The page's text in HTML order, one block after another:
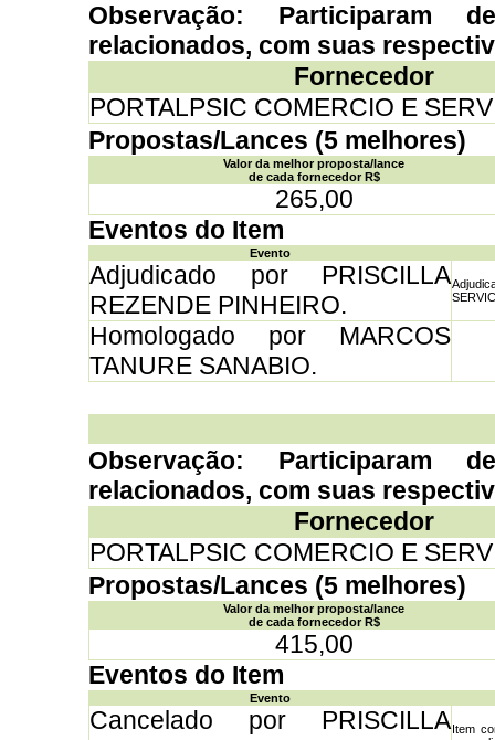
Observação: Participaram
relacionados, com suas
Fornecedor
PORTALPSIC COMERCIO E
Propostas/Lances (5 melhores)
Valor da melhor proposta/lance
de cada fornecedor R$
265,00
Eventos do Item
Evento
Adjudicado por PRISCILLA
REZENDE PINHEIRO.
Homologado por MARCOS
TANURE SANABIO.
Observação: Participaram
relacionados, com suas
Fornecedor
PORTALPSIC COMERCIO E
Propostas/Lances (5 melhores)
Valor da melhor proposta/lance
de cada fornecedor R$
415,00
Eventos do Item
Evento
Cancelado por PRISCILLAItem